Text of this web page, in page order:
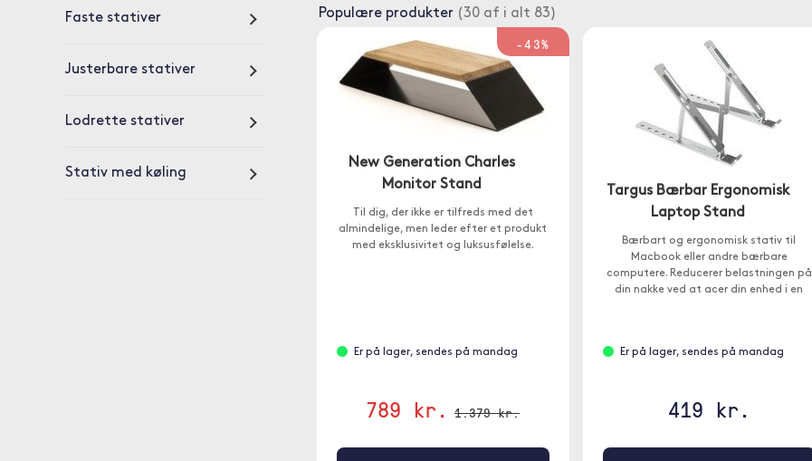
Faste stativer
Justerbare stativer
Lodrette stativer
Stativ med køling
Populære produkter (30 af i alt 83)
-43%
New Generation Charles
Monitor Stand
Til dig, der ikke er tilfreds med det
almindelige, men leder efter et produkt
med eksklusivitet og luksusfølelse.
Er på lager, sendes på mandag
789 kr. 1.379 kr.
Targus Bærbar Ergonomisk
Laptop Stand
Bærbart og ergonomisk stativ til
Macbook eller andre bærbare
computere. Reducerer belastningen på
din nakke ved at acer din enhed i en
Er på lager, sendes på mandag
419 kr.